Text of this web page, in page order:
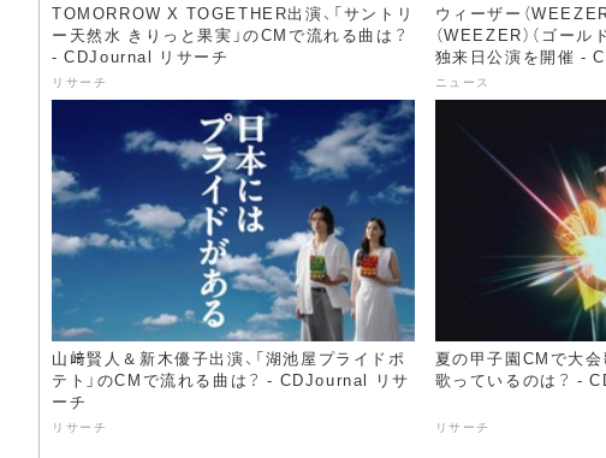
TOMORROW X TOGETHER出演、「サントリ
ー天然水 きりっと果実」のCMで流れる曲は？
- CDJournal リサーチ
リサーチ
ウィーザー（
（WEEZER）（ゴール
独来日公演を開催 -
ニュース
山﨑賢人＆新木優子出演、「湖池屋プライドポ
テト」のCMで流れる曲は？ - CDJournal リサ
ーチ
リサーチ
夏の甲子園CMで大会
歌っているのは？ -
リサーチ